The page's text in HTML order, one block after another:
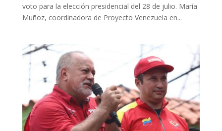
voto para la elección presidencial del 28 de julio. María
Muñoz, coordinadora de Proyecto Venezuela en...